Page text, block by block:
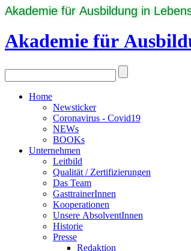
Akademie für Ausbildung in
Akademie für
Home
Newsticker
Coronavirus - Covid19
NEWs
BOOKs
Unternehmen
Leitbild
Qualität / Zertifizierungen
Das Team
GasttrainerInnen
Kooperationen
Unsere AbsolventInnen
Historie
Presse
Redaktion